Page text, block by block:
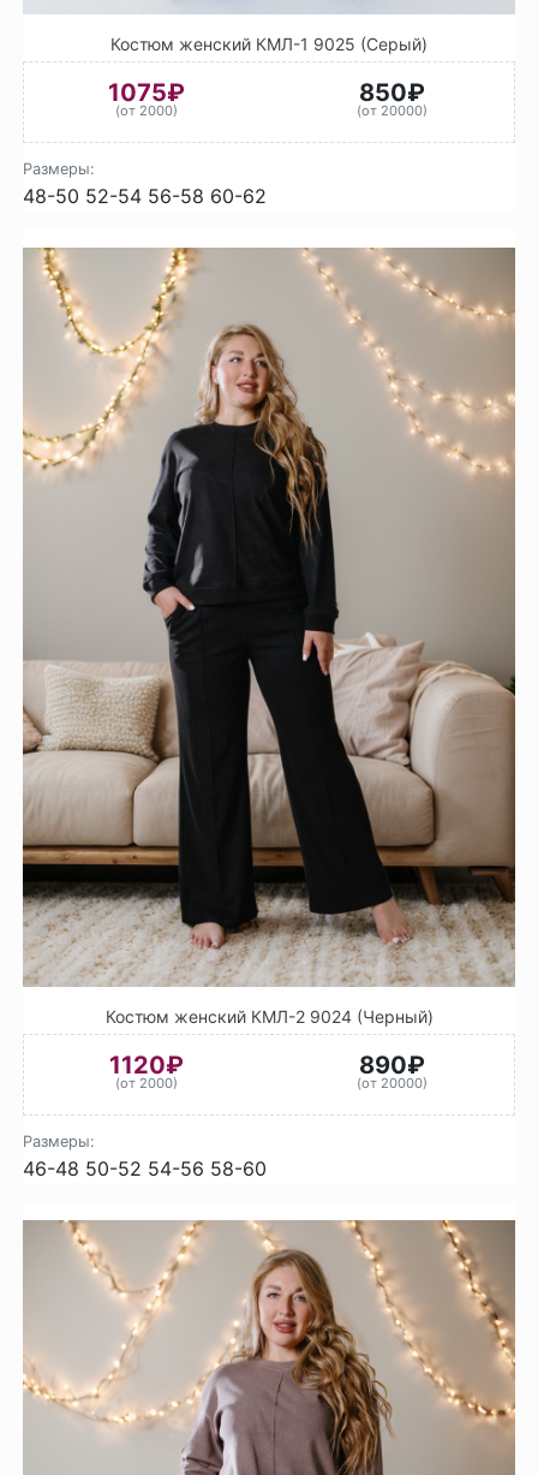
Костюм женский КМЛ-1 9025 (Серый)
1075₽
(от 2000)
850₽
(от 20000)
Размеры:
48-50 52-54 56-58 60-62
Костюм женский КМЛ-2 9024 (Черный)
1120₽
(от 2000)
890₽
(от 20000)
Размеры:
46-48 50-52 54-56 58-60